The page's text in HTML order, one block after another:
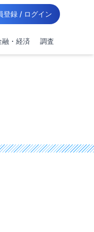
登録 / ログイン
融・経済 調査